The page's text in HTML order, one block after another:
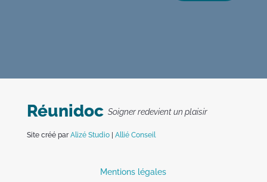
Réunidoc Soigner redevient un plaisir
Site créé parAlizé Studio| Allié Conseil
Mentions légales